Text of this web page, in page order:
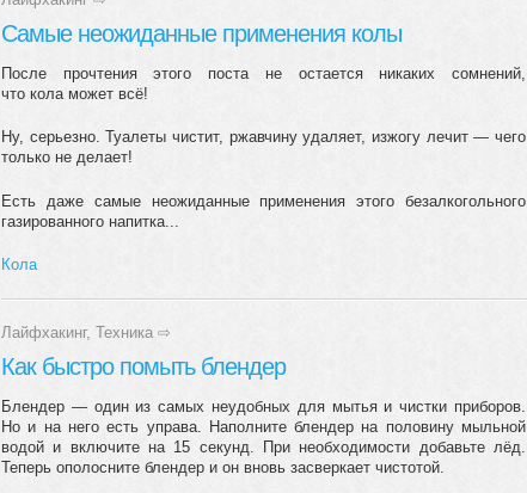
Самые неожиданные применения колы
После прочтения этого поста не остается никаких сомнений,
что кола может всё!
Ну, серьезно. Туалеты чистит, ржавчину удаляет, изжогу лечит — чего
только не делает!
Есть даже самые неожиданные применения этого безалкогольного
газированного напитка...
Кола
Лайфхакинг, Техника ⇨
Как быстро помыть блендер
Блендер — один из самых неудобных для мытья и чистки приборов.
Но и на него есть управа. Наполните блендер на половину мыльной
водой и включите на 15 секунд. При необходимости добавьте лёд.
Теперь ополосните блендер и он вновь засверкает чистотой.